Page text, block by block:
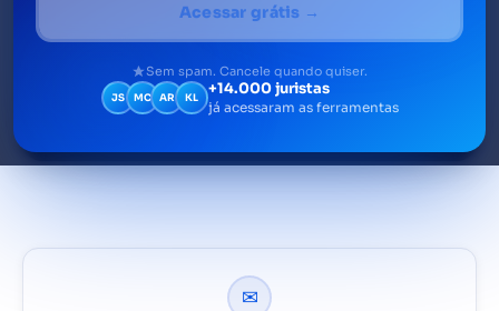
O ProConsumidor é um sistema de apoio ao
o registro de reclamações, denúncias e verificar
consultas de procedimentos em andamento,
11 de agosto de 2021 8 min de leitura Por Tiago Fachini
✉
Acessar grátis →
Sem spam. Cancele quando quiser.
JS MC AR KL +14.000 juristas
já acessaram as ferramentas